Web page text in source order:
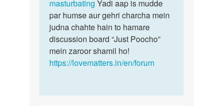
masturbating Yadi aap is mudde
par humse aur gehri charcha mein
judna chahte hain to hamare
discussion board “Just Poocho”
mein zaroor shamil ho!
https://lovematters.in/en/forum